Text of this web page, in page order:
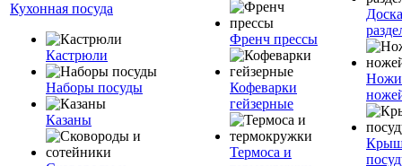
Кухонная посуда
Кастрюли
Наборы посуды
Казаны
Френч прессы
Кофеварки
гейзерные
Термоса и
Доска